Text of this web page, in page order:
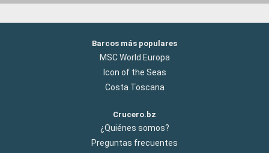
Barcos más populares
MSC World Europa
Icon of the Seas
Costa Toscana
Crucero.bz
¿Quiénes somos?
Preguntas frecuentes